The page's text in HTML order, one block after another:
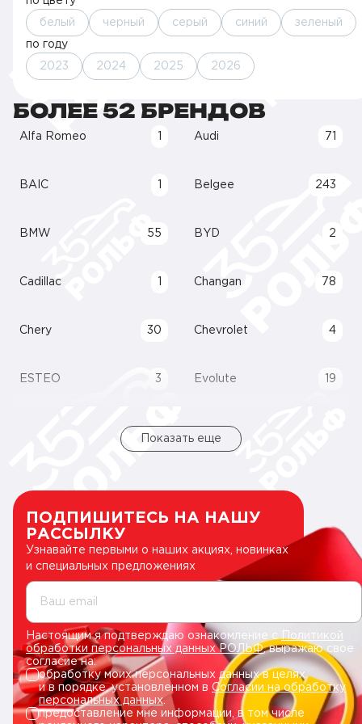
белый черный серый синий зеленый
по году
2023 2024 2025 2026
БОЛЕЕ 52 БРЕНДОВ
Alfa Romeo Audi 71
BAIC Belgee 243
BMW 55 BYD 2
Cadillac Changan 78
Chery 30 Chevrolet 4
ESTEO 3 Evolute 19
Показать еще
ПОДПИШИТЕСЬ НА НАШУ
РАССЫЛКУ
Узнавайте первыми о наших акциях, новинках
и специальных предложениях
Ваш email
Настоящим я подтверждаю ознакомление сПолитикой
обработки персональных данных РОЛЬФ, выражаю свое
согласие на:
обработку моих персональных данных в целях
и в порядке, установленном в Согласии на обработку
персональных данных.
предоставление мне информации, в том числе